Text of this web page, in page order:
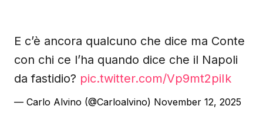
E c’è ancora qualcuno che dice ma Conte
con chi ce l’ha quando dice che il Napoli
da fastidio? pic.twitter.com/Vp9mt2piIk
— Carlo Alvino (@Carloalvino) November 12, 2025